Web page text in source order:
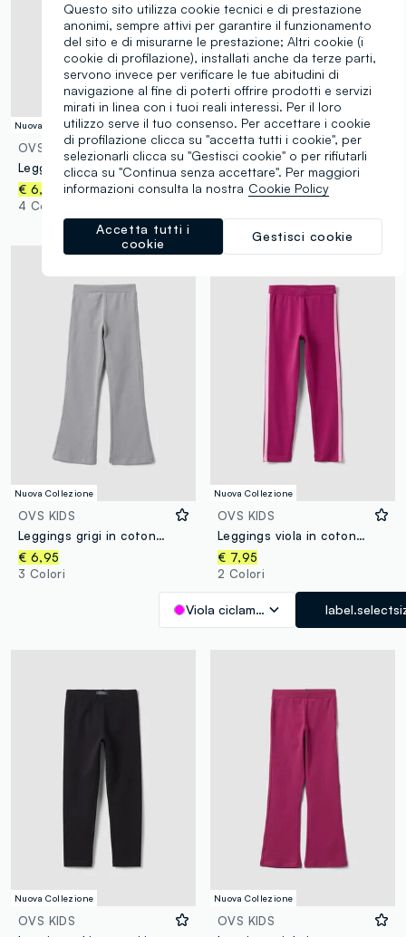
Nuova Collezione
OVS KIDS
Leggings skinny grigi in cotone organico elasticizzato con fiocchi per bambina
€ 6,95
4 Colori
Nuova Collezione
OVS KIDS
Leggings skinny beige in cotone organico elasticizzato con fiocchi per bambina
€ 6,95
Nuova Collezione
OVS KIDS
Leggings grigi in cotone elasticizzato flare fit per bambina
€ 6,95
3 Colori
Nuova Collezione
OVS KIDS
Leggings viola in cotone organico elasticizzato skinny fit per bambina
€ 7,95
2 Colori
Viola ciclamino
Nuova Collezione
OVS KIDS
Nuova Collezione
OVS KIDS
Questo sito utilizza cookie tecnici e di prestazione
anonimi, sempre attivi per garantire il funzionamento
del sito e di misurarne le prestazione; Altri cookie (i
cookie di profilazione), installati anche da terze parti,
servono invece per verificare le tue abitudini di
navigazione al fine di poterti offrire prodotti e servizi
mirati in linea con i tuoi reali interessi. Per il loro
utilizzo serve il tuo consenso. Per accettare i cookie
di profilazione clicca su "accetta tutti i cookie", per
selezionarli clicca su "Gestisci cookie" o per rifiutarli
clicca su "Continua senza accettare". Per maggiori
informazioni consulta la nostra Cookie Policy
Gestisci cookie
Accetta tutti i
cookie